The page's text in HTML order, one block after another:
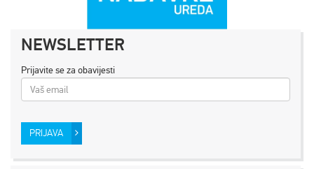
NEWSLETTER
Prijavite se za obavijesti
PRIJAVA